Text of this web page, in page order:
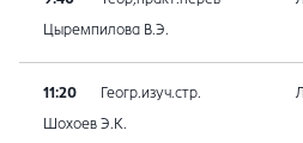
Цыремпилова В.Э.
11:20 Геогр.изуч.стр.
Шохоев Э.К.